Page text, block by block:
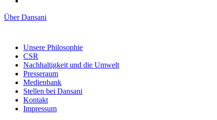
Über Dansani
Unsere Philosophie
CSR
Nachhaltigkeit und die Umwelt
Presseraum
Medienbank
Stellen bei Dansani
Kontakt
Impressum